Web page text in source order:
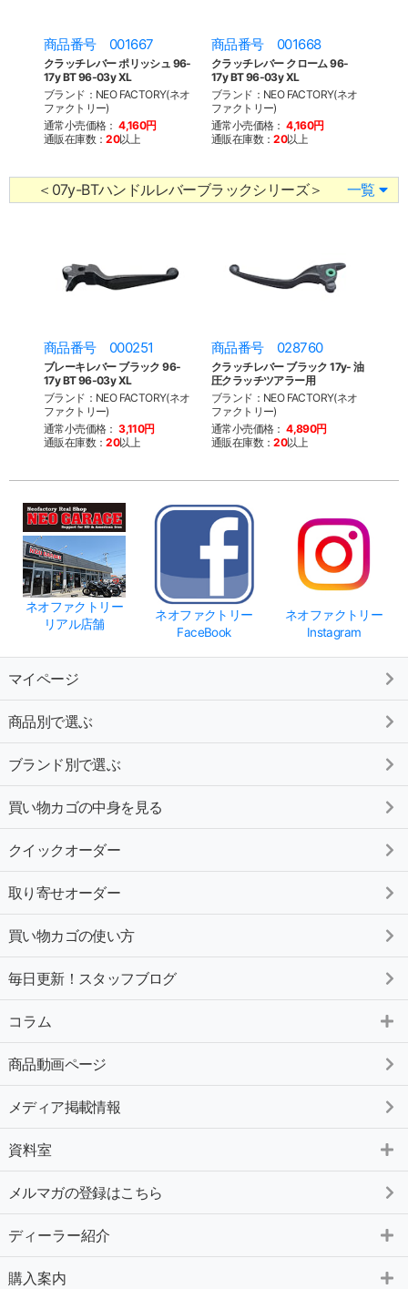
商品番号 001667
クラッチレバー ポリッシュ 96-
17y BT 96-03y XL
ブランド：NEO FACTORY(ネオ
ファクトリー)
通常小売価格： 4,160円
通販在庫数：20以上
商品番号 001668
クラッチレバー クローム 96-
17y BT 96-03y XL
ブランド：NEO FACTORY(ネオ
ファクトリー)
通常小売価格： 4,160円
通販在庫数：20以上
＜07y-BTハンドルレバーブラックシリーズ＞ 一覧
商品番号 000251
ブレーキレバー ブラック 96-
17y BT 96-03y XL
ブランド：NEO FACTORY(ネオ
ファクトリー)
通常小売価格： 3,110円
通販在庫数：20以上
商品番号 028760
クラッチレバー ブラック 17y- 油
圧クラッチツアラー用
ブランド：NEO FACTORY(ネオ
ファクトリー)
通常小売価格： 4,890円
通販在庫数：20以上
ネオファクトリー
リアル店舗
ネオファクトリー
FaceBook
ネオファクトリー
Instagram
マイページ
商品別で選ぶ
ブランド別で選ぶ
買い物カゴの中身を見る
クイックオーダー
取り寄せオーダー
買い物カゴの使い方
毎日更新！スタッフブログ
コラム
商品動画ページ
メディア掲載情報
資料室
メルマガの登録はこちら
ディーラー紹介
購入案内